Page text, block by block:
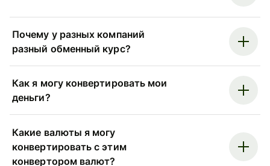
Почему у разных компаний
разный обменный курс?
Как я могу конвертировать мои
деньги?
Какие валюты я могу
конвертировать с этим
конвертором валют?